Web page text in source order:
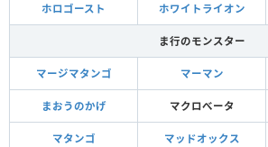
ホロゴースト ホワイトライオン
ま行のモンスター
マージマタンゴ マーマン
まおうのかげ マクロべータ
マタンゴ マッドオックス